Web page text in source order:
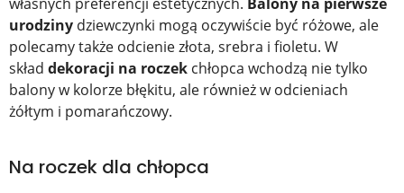
urodziny dziewczynki mogą oczywiście być różowe, ale
polecamy także odcienie złota, srebra i fioletu. W
skład dekoracji na roczek chłopca wchodzą nie tylko
balony w kolorze błękitu, ale również w odcieniach
żółtym i pomarańczowy.
Na roczek dla chłopca